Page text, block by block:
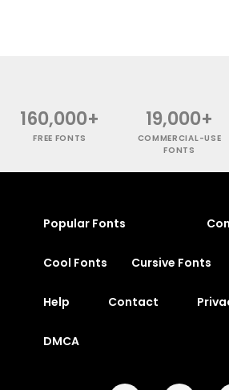
160,000+
FREE FONTS
19,000+
COMMERCIAL-USE
FONTS
Popular Fonts
Cool Fonts Cursive Fonts
Help Contact
DMCA